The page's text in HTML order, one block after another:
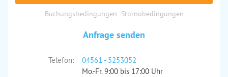
Buchungsbedingungen Stornobedingungen
Anfrage senden
Telefon:
04561 - 5253052
Mo.-Fr. 9:00 bis 17:00 Uhr